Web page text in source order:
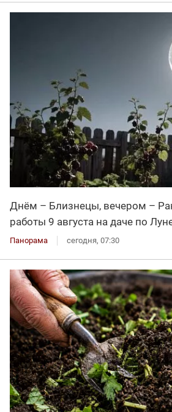
Днём – Близнецы, вечером –
работы 9 августа на даче по
Панорама сегодня, 07:30